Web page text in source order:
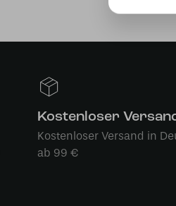
Kostenloser
Kostenloser Versand in
ab 99 €